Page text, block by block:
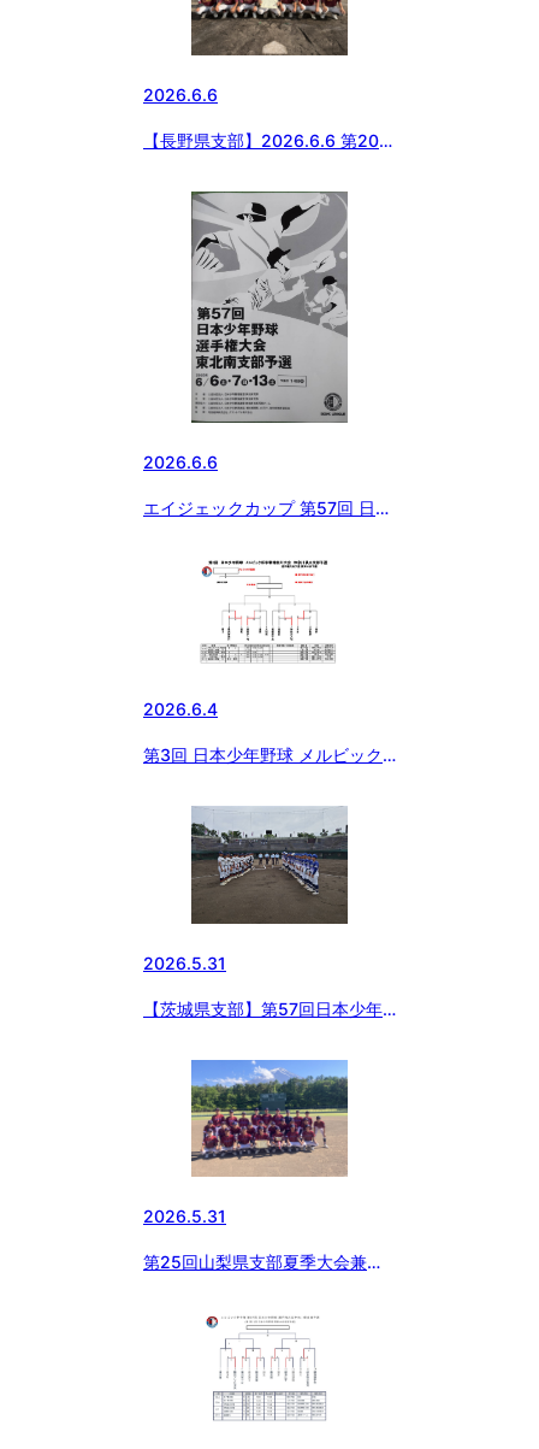
2026.6.6
【長野県支部】2026.6.6 第20回
ーイズ代表決定予選大会
2026.6.6
エイジェックカップ 第57回 日本
2026.6.4
第3回 日本少年野球 メルビック
部予選
2026.5.31
【茨城県支部】第57回日本少年
2026.5.31
第25回山梨県支部夏季大会兼関